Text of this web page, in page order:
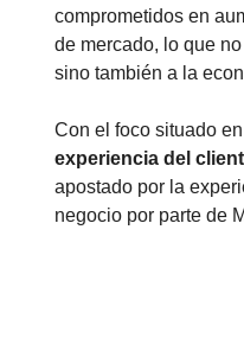
comprometidos en
de mercado, lo que
sino también a la
Con el foco situado
experiencia del
apostado por la
negocio por parte de